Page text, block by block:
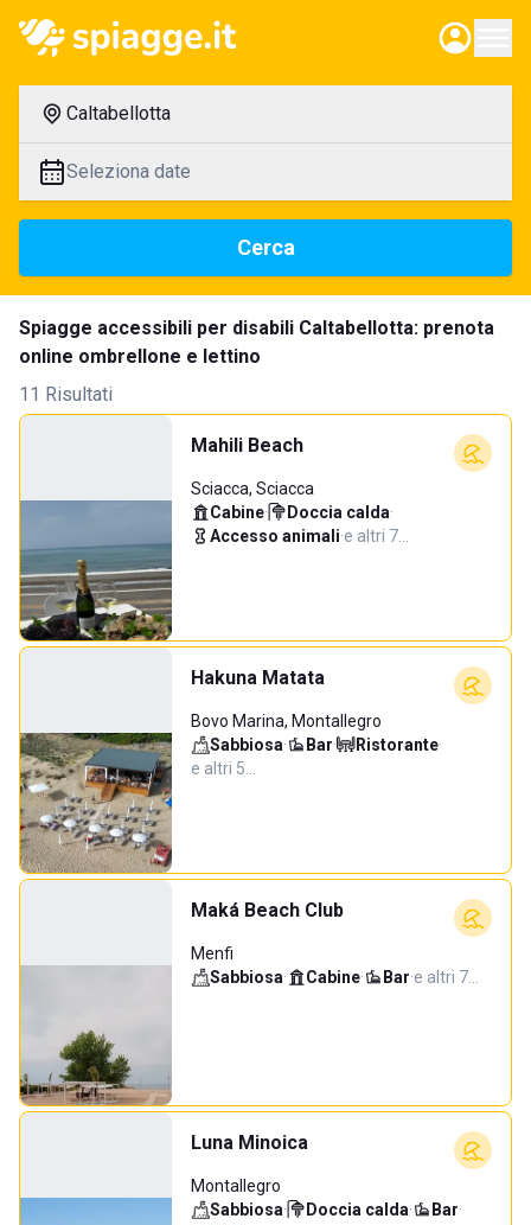
Caltabellotta
Seleziona date
Cerca
Spiagge accessibili per disabili Caltabellotta: prenota
online ombrellone e lettino
11 Risultati
Mahili Beach
Sciacca, Sciacca
Cabine· Doccia calda·
Accesso animali·e altri 7…
Hakuna Matata
Bovo Marina, Montallegro
Sabbiosa· Bar· Ristorante·
e altri 5…
Maká Beach Club
Menfi
Sabbiosa· Cabine· Bar·e altri 7…
Luna Minoica
Montallegro
Sabbiosa· Doccia calda· Bar·